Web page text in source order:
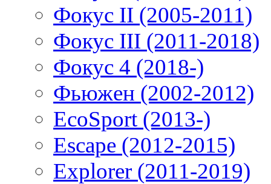
Фокус II (2005-2011)
Фокус III (2011-2018)
Фокус 4 (2018-)
Фьюжен (2002-2012)
EcoSport (2013-)
Escape (2012-2015)
Explorer (2011-2019)